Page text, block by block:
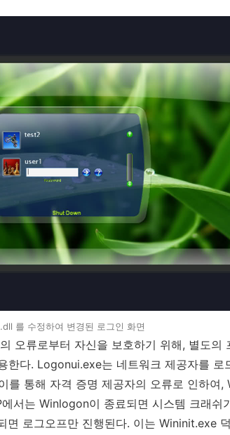
를 수정하여 변경된 로그인 화면
오류로부터 자신을 보호하기 위해, 별도의
한다. Logonui.exe는 네트워크 제공자를 로
를 통해 자격 증명 제공자의 오류로 인하여,
에서는 Winlogon이 종료되면 시스템 크래쉬
면 로그오프만 진행된다. 이는 Wininit.exe